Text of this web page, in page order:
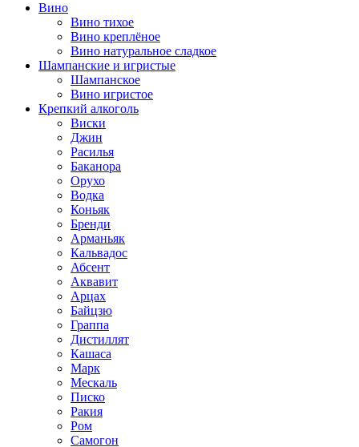
Вино
Вино тихое
Вино креплёное
Вино натуральное сладкое
Шампанские и игристые
Шампанское
Вино игристое
Крепкий алкоголь
Виски
Джин
Расилья
Баканора
Орухо
Водка
Коньяк
Бренди
Арманьяк
Кальвадос
Абсент
Аквавит
Арцах
Байцзю
Граппа
Дистиллят
Кашаса
Марк
Мескаль
Писко
Ракия
Ром
Самогон